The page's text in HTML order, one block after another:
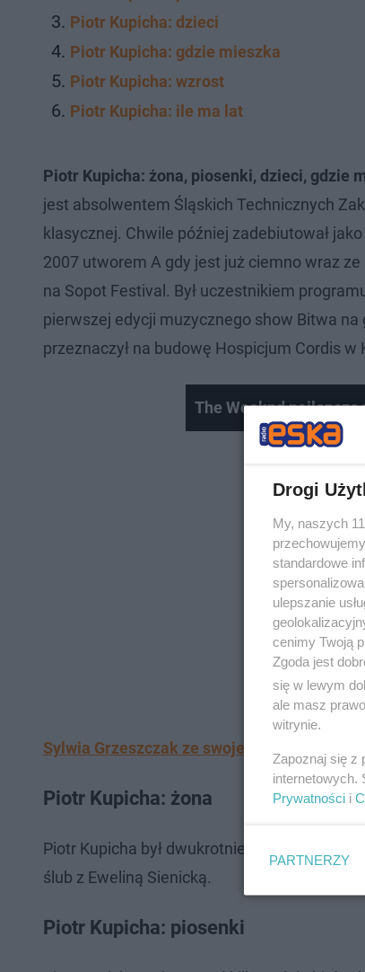
Piotr Kupicha: dzieci
Piotr Kupicha: gdzie mieszka
Piotr Kupicha: wzrost
Piotr Kupicha: ile ma lat
Piotr Kupicha: żona, piosenki, dzieci, gdzie
jest absolwentem Śląskich Technicznych
klasycznej. Chwile później zadebiutował
2007 utworem A gdy jest już ciemno wraz
na Sopot Festival. Był uczestnikiem
pierwszej edycji muzycznego show Bitwa na
przeznaczył na budowę Hospicjum Cordis w
The Weeknd najlepsze
Sylwia Grzeszczak ze swojego łóżka
Piotr Kupicha: żona
Piotr Kupicha był dwukrotnie żonaty.
ślub z Eweliną Sienicką.
Piotr Kupicha: piosenki
Drogi
My, naszych
standardowe
ulepszanie
cenimy Twoją
Zgoda jest
się w lewym
ale masz
witrynie.
Zapoznaj się z
internetowych.
Prywatności i
PARTNERZY